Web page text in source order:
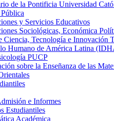
de la Pontificia Universidad
y Servicios Educativos
Sociológicas, Económica
Ciencia, Tecnología e
Humano de América Latina
PUCP
sobre la Enseñanza de las
e Informes
Estudiantiles
Académica